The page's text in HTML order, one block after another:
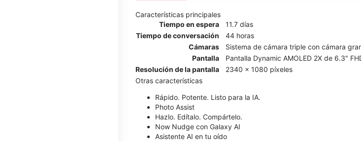
Características principales
Tiempo en espera
11.7 días
Tiempo de conversación
44 horas
Cámaras
Sistema de cámara triple con cámara
Pantalla
Pantalla Dynamic AMOLED 2X de 6.3"
Resolución de la pantalla
2340 x 1080 píxeles
Otras características
Rápido. Potente. Listo para la IA.
Photo Assist
Hazlo. Edítalo. Compártelo.
Now Nudge con Galaxy AI
Asistente AI en tu oído